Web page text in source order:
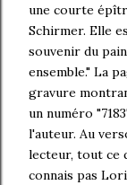
une courte
Schirmer. Elle
souvenir du
ensemble." La
gravure
un numéro
l'auteur. Au
lecteur, tout ce
connais pas